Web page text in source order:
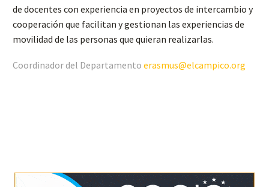
de docentes con experiencia en proyectos de intercambio y
cooperación que facilitan y gestionan las experiencias de
movilidad de las personas que quieran realizarlas.
Coordinador del Departamento erasmus@elcampico.org